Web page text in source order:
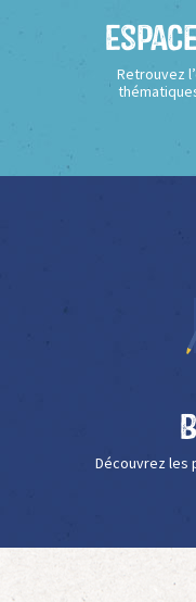
Retrouvez
Découvrez les